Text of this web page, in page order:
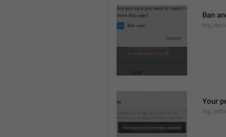
Ban
Your